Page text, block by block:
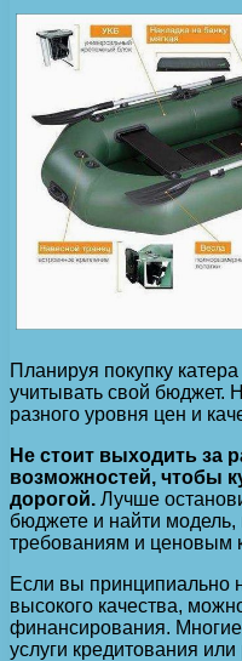
Планируя покупку
учитывать свой бюджет.
разного уровня цен и
Не стоит выходить за
возможностей, чтобы
дорогой. Лучше
бюджете и найти модель,
требованиям и ценовым
Если вы принципиально
высокого качества,
финансирования.
услуги кредитования или